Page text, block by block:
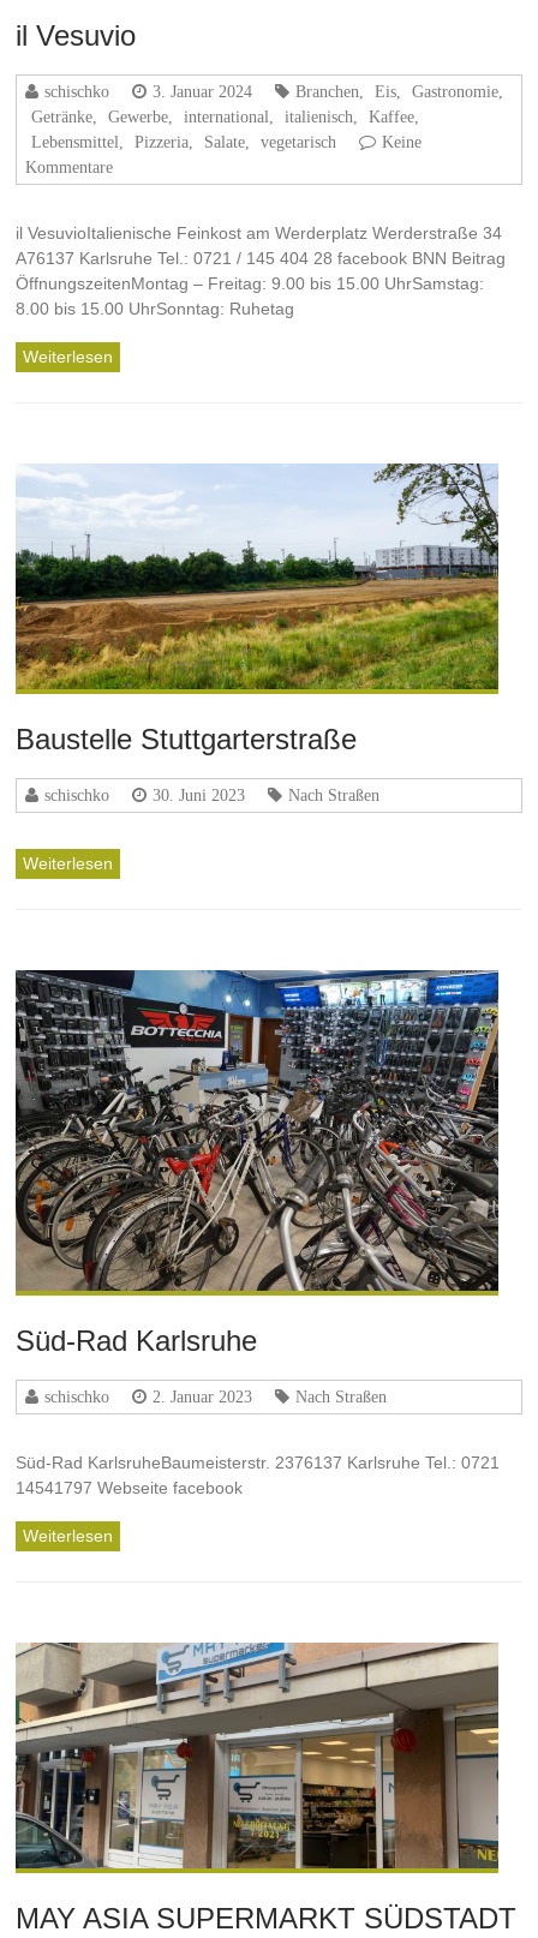
il Vesuvio
schischko 3. Januar 2024 Branchen Eis Gastronomie
Getränke
Gewerbe international italienisch Kaffee
Lebensmittel
Pizzeria Salate vegetarisch
Keine
Kommentare
il VesuvioItalienische Feinkost am Werderplatz Werderstraße 34
A76137 Karlsruhe Tel.: 0721 / 145 404 28 facebook BNN Beitrag
ÖffnungszeitenMontag – Freitag: 9.00 bis 15.00 UhrSamstag:
8.00 bis 15.00 UhrSonntag: Ruhetag
Weiterlesen
Baustelle Stuttgarterstraße
schischko 30. Juni 2023 Nach Straßen
Weiterlesen
Süd-Rad Karlsruhe
schischko 2. Januar 2023 Nach Straßen
Süd-Rad KarlsruheBaumeisterstr. 2376137 Karlsruhe Tel.: 0721
14541797 Webseite facebook
Weiterlesen
MAY ASIA SUPERMARKT SÜDSTADT